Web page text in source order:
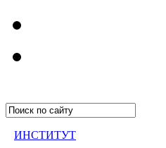
ИНСТИТУТ